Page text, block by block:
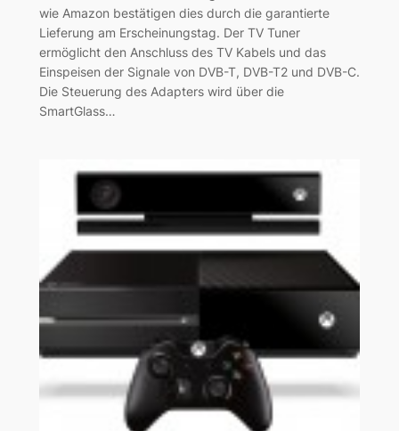
wie Amazon bestätigen dies durch die garantierte
Lieferung am Erscheinungstag. Der TV Tuner
ermöglicht den Anschluss des TV Kabels und das
Einspeisen der Signale von DVB-T, DVB-T2 und DVB-C.
Die Steuerung des Adapters wird über die
SmartGlass…